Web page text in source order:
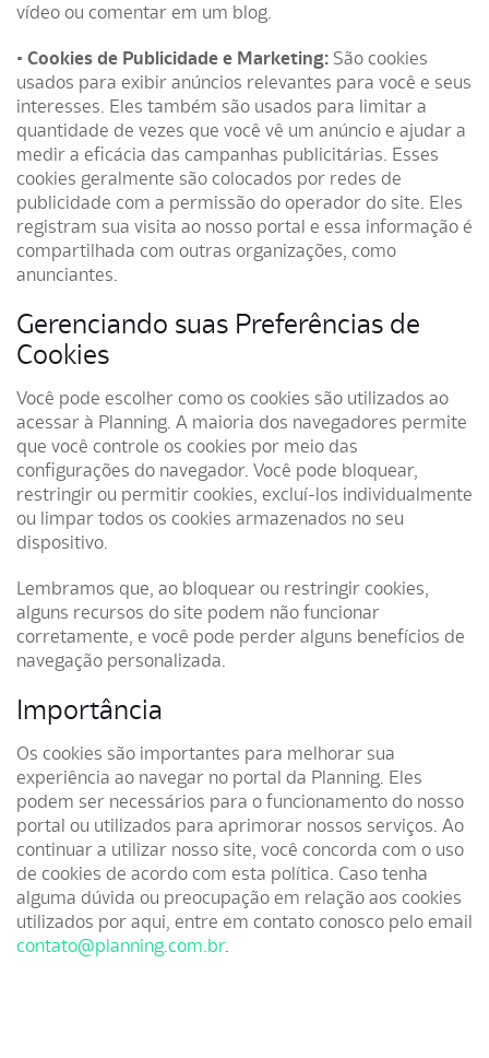
vídeo ou comentar em um blog.
• Cookies de Publicidade e Marketing: São cookies
usados para exibir anúncios relevantes para você e seus
interesses. Eles também são usados para limitar a
quantidade de vezes que você vê um anúncio e ajudar a
medir a eficácia das campanhas publicitárias. Esses
cookies geralmente são colocados por redes de
publicidade com a permissão do operador do site. Eles
registram sua visita ao nosso portal e essa informação é
compartilhada com outras organizações, como
anunciantes.
Gerenciando suas Preferências de
Cookies
Você pode escolher como os cookies são utilizados ao
acessar à Planning. A maioria dos navegadores permite
que você controle os cookies por meio das
configurações do navegador. Você pode bloquear,
restringir ou permitir cookies, excluí-los individualmente
ou limpar todos os cookies armazenados no seu
dispositivo.
Lembramos que, ao bloquear ou restringir cookies,
alguns recursos do site podem não funcionar
corretamente, e você pode perder alguns benefícios de
navegação personalizada.
Importância
Os cookies são importantes para melhorar sua
experiência ao navegar no portal da Planning. Eles
podem ser necessários para o funcionamento do nosso
portal ou utilizados para aprimorar nossos serviços. Ao
continuar a utilizar nosso site, você concorda com o uso
de cookies de acordo com esta política. Caso tenha
alguma dúvida ou preocupação em relação aos cookies
utilizados por aqui, entre em contato conosco pelo email
contato@planning.com.br.